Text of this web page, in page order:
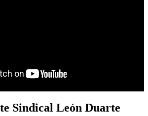
Sindical León Duarte